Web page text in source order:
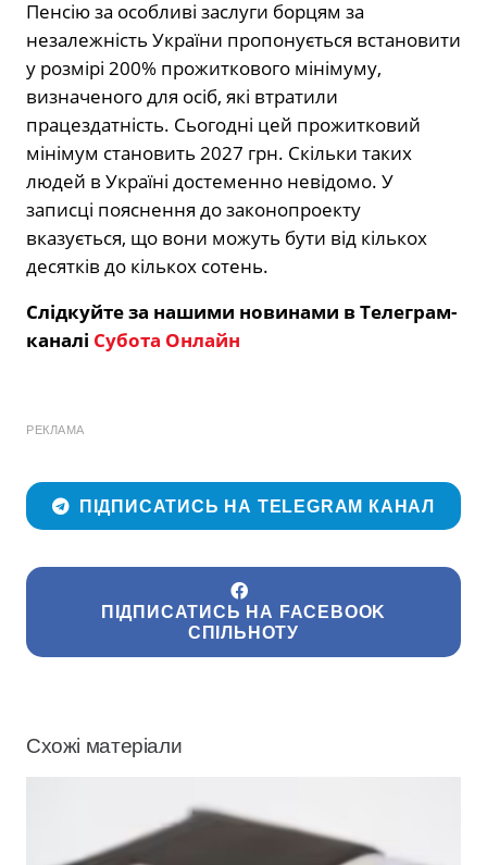
Пенсію за особливі заслуги борцям за
незалежність України пропонується встановити
у розмірі 200% прожиткового мінімуму,
визначеного для осіб, які втратили
працездатність. Сьогодні цей прожитковий
мінімум становить 2027 грн. Скільки таких
людей в Україні достеменно невідомо. У
записці пояснення до законопроекту
вказується, що вони можуть бути від кількох
десятків до кількох сотень.
Слідкуйте за нашими новинами в Телеграм-
каналі Субота Онлайн
РЕКЛАМА
ПІДПИСАТИСЬ НА TELEGRAM КАНАЛ
ПІДПИСАТИСЬ НА FACEBOOK
СПІЛЬНОТУ
Схожі матеріали